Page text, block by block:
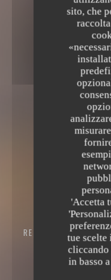
sito, che
'Accetta
tue scelte
in basso
RESTAURANT